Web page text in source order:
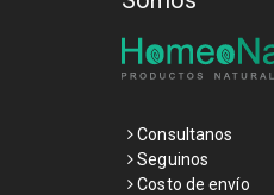
Consultanos
Seguinos
Costo de envío